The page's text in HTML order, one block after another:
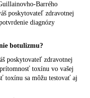
Barrého
poskytovateľ zdravotnej
diagnózy
botulizmu?
poskytovateľ zdravotnej
toxínu vo vašej
toxínu sa môžu testovať aj